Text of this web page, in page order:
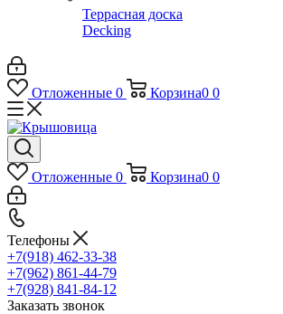
Террасная доска
Decking
Отложенные 0 Корзина0 0
Отложенные 0 Корзина0 0
Телефоны
+7(918) 462-33-38
+7(962) 861-44-79
+7(928) 841-84-12
Заказать звонок